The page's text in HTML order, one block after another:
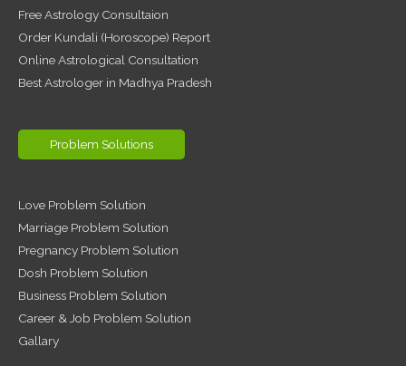
Free Astrology Consultaion
Order Kundali (Horoscope) Report
Online Astrological Consultation
Best Astrologer in Madhya Pradesh
Problem Solutions
Love Problem Solution
Marriage Problem Solution
Pregnancy Problem Solution
Dosh Problem Solution
Business Problem Solution
Career & Job Problem Solution
Gallary